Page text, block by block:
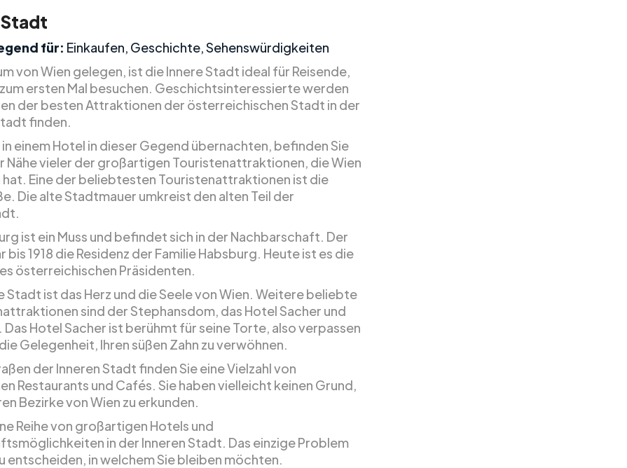
für: Einkaufen, Geschichte, Sehenswürdigkeiten
von Wien gelegen, ist die Innere Stadt ideal für Reisende,
ersten Mal besuchen. Geschichtsinteressierte werden
der besten Attraktionen der österreichischen Stadt in der
finden.
in einem Hotel in dieser Gegend übernachten, befinden Sie
Nähe vieler der großartigen Touristenattraktionen, die Wien
hat. Eine der beliebtesten Touristenattraktionen ist die
Die alte Stadtmauer umkreist den alten Teil der
ist ein Muss und befindet sich in der Nachbarschaft. Der
bis 1918 die Residenz der Familie Habsburg. Heute ist es die
österreichischen Präsidenten.
Stadt ist das Herz und die Seele von Wien. Weitere beliebte
sind der Stephansdom, das Hotel Sacher und
Das Hotel Sacher ist berühmt für seine Torte, also verpassen
Gelegenheit, Ihren süßen Zahn zu verwöhnen.
der Inneren Stadt finden Sie eine Vielzahl von
Restaurants und Cafés. Sie haben vielleicht keinen Grund,
Bezirke von Wien zu erkunden.
Reihe von großartigen Hotels und
in der Inneren Stadt. Das einzige Problem
entscheiden, in welchem Sie bleiben möchten.